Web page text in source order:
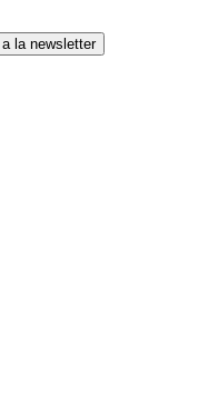
la newsletter